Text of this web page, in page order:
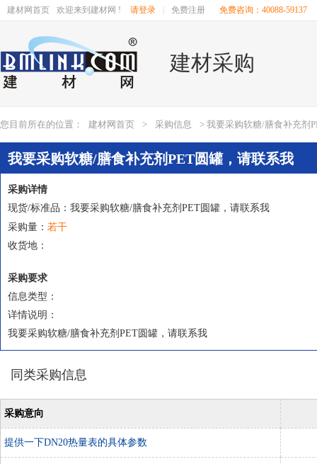
建材网首页 欢迎来到建材网 ! 请登录 免费注册 免费咨询：40088-59137
建材采购
您目前所在的位置： 建材网首页 > 采购信息 > 我要采购软糖/膳食补充剂
我要采购软糖/膳食补充剂PET圆罐，请联系我
采购详情
现货/标准品：我要采购软糖/膳食补充剂PET圆罐，请联系我
采购量： 若干
收货地：
采购要求
信息类型：
详情说明：
我要采购软糖/膳食补充剂PET圆罐，请联系我
同类采购信息
采购意向
提供一下DN20热量表的具体参数